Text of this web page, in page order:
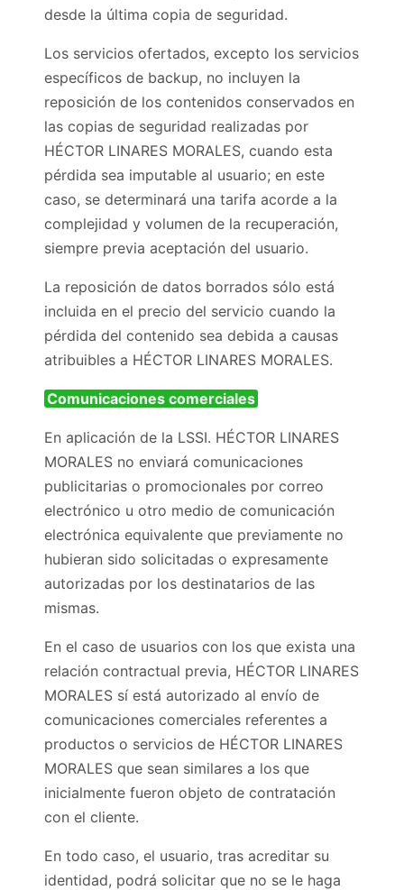
desde la última copia de seguridad.
Los servicios ofertados, excepto los servicios
específicos de backup, no incluyen la
reposición de los contenidos conservados en
las copias de seguridad realizadas por
HÉCTOR LINARES MORALES, cuando esta
pérdida sea imputable al usuario; en este
caso, se determinará una tarifa acorde a la
complejidad y volumen de la recuperación,
siempre previa aceptación del usuario.
La reposición de datos borrados sólo está
incluida en el precio del servicio cuando la
pérdida del contenido sea debida a causas
atribuibles a HÉCTOR LINARES MORALES.
Comunicaciones comerciales
En aplicación de la LSSI. HÉCTOR LINARES
MORALES no enviará comunicaciones
publicitarias o promocionales por correo
electrónico u otro medio de comunicación
electrónica equivalente que previamente no
hubieran sido solicitadas o expresamente
autorizadas por los destinatarios de las
mismas.
En el caso de usuarios con los que exista una
relación contractual previa, HÉCTOR LINARES
MORALES sí está autorizado al envío de
comunicaciones comerciales referentes a
productos o servicios de HÉCTOR LINARES
MORALES que sean similares a los que
inicialmente fueron objeto de contratación
con el cliente.
En todo caso, el usuario, tras acreditar su
identidad, podrá solicitar que no se le haga